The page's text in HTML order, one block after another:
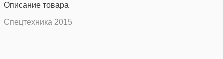
Описание товара
Спецтехника 2015